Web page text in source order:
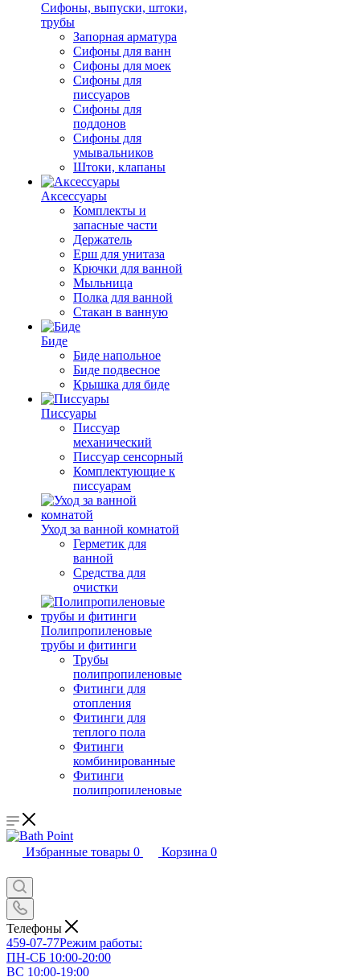
Сифоны, выпуски, штоки,
трубы
Запорная арматура
Сифоны для ванн
Сифоны для моек
Сифоны для
писсуаров
Сифоны для
поддонов
Сифоны для
умывальников
Штоки, клапаны
Аксессуары
Комплекты и
запасные части
Держатель
Ерш для унитаза
Крючки для ванной
Мыльница
Полка для ванной
Стакан в ванную
Биде
Биде напольное
Биде подвесное
Крышка для биде
Писсуары
Писсуар
механический
Писсуар сенсорный
Комплектующие к
писсуарам
Уход за ванной комнатой
Герметик для
ванной
Средства для
очистки
Полипропиленовые
трубы и фитинги
Трубы
полипропиленовые
Фитинги для
отопления
Фитинги для
теплого пола
Фитинги
комбинированные
Фитинги
полипропиленовые
Избранные товары 0 Корзина 0
Телефоны
459-07-77Режим работы:
ПН-СБ 10:00-20:00
ВС 10:00-19:00